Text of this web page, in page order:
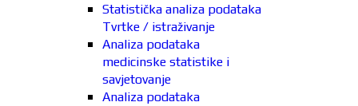
Statistička analiza podataka
Tvrtke / istraživanje
Analiza podataka
medicinske statistike i
savjetovanje
Analiza podataka